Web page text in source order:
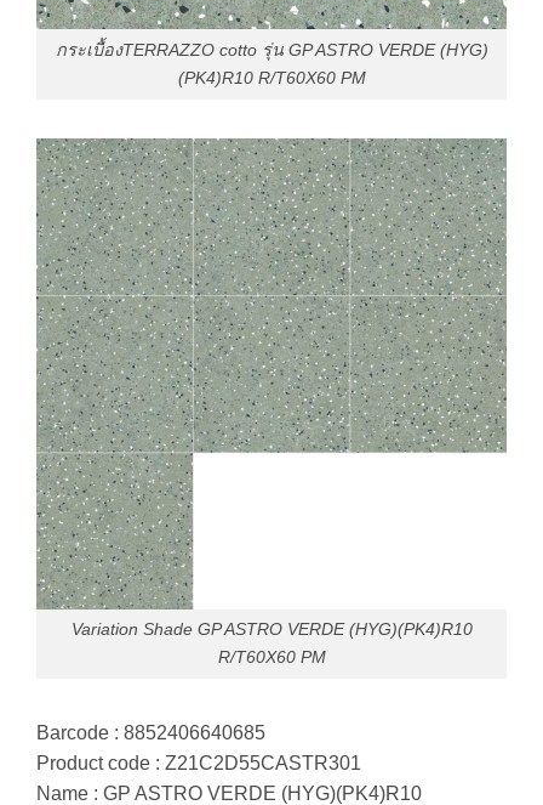
กระเบื้องTERRAZZO cotto รุ่น GP ASTRO VERDE (HYG)
(PK4)R10 R/T60X60 PM
Variation Shade GP ASTRO VERDE (HYG)(PK4)R10
R/T60X60 PM
Barcode : 8852406640685
Product code : Z21C2D55CASTR301
Name : GP ASTRO VERDE (HYG)(PK4)R10